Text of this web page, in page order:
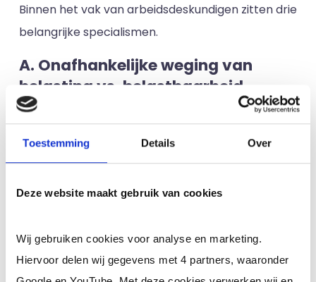
Toestemming Details Over
Deze website maakt gebruik van cookies
Wij gebruiken cookies voor analyse en marketing.
Hiervoor delen wij gegevens met 4 partners, waaronder
Binnen het vak van arbeidsdeskundigen zitten drie
belangrijke specialismen.
A. Onafhankelijke weging van
belasting vs. belastbaarheid
Arbeidsdeskundigen kunnen bij elke werknemer
op ieder gewenst moment een afweging maken
van de feitelijke werksituatie tegen de
afweging worden diverse factoren meegenomen,
psychosociale toestand en de directe
omgevingsfactoren. Denk bij dit laatste aan de